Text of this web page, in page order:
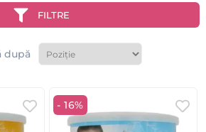
FILTRE
după
- 16%